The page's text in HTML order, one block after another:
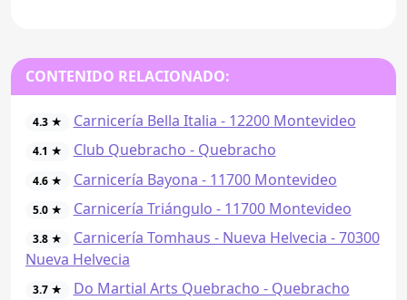
CONTENIDO RELACIONADO:
4.3 ★ Carnicería Bella Italia - 12200 Montevideo
4.1 ★ Club Quebracho - Quebracho
4.6 ★ Carnicería Bayona - 11700 Montevideo
5.0 ★ Carnicería Triángulo - 11700 Montevideo
3.8 ★
Carnicería Tomhaus - Nueva Helvecia - 70300
Nueva Helvecia
3.7 ★ Do Martial Arts Quebracho - Quebracho